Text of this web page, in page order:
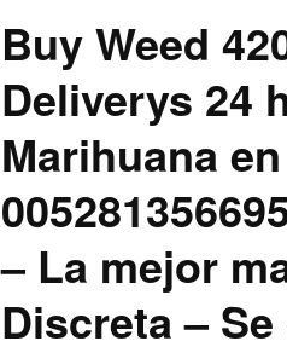
Buy Weed
Deliverys 24
Marihuana
– La mejor
Discreta –